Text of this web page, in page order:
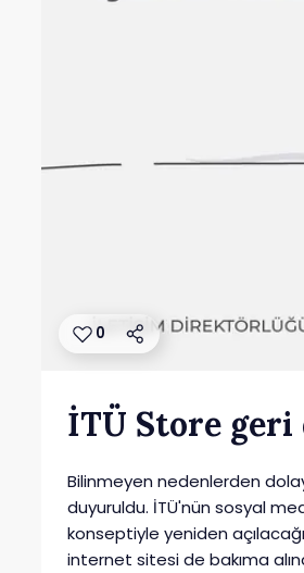
0
İTÜ Store
Bilinmeyen nedenlerden
duyuruldu. İTÜ'nün sosyal
konseptiyle yeniden
internet sitesi de bakıma